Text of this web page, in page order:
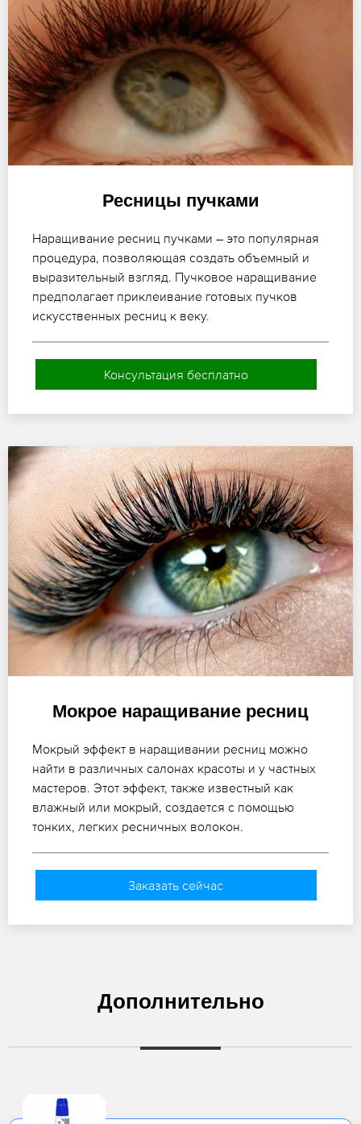
Ресницы пучками
Наращивание ресниц пучками – это популярная
процедура, позволяющая создать объемный и
выразительный взгляд. Пучковое наращивание
предполагает приклеивание готовых пучков
искусственных ресниц к веку.
Консультация бесплатно
Мокрое наращивание ресниц
Мокрый эффект в наращивании ресниц можно
найти в различных салонах красоты и у частных
мастеров. Этот эффект, также известный как
влажный или мокрый, создается с помощью
тонких, легких ресничных волокон.
Заказать сейчас
Дополнительно